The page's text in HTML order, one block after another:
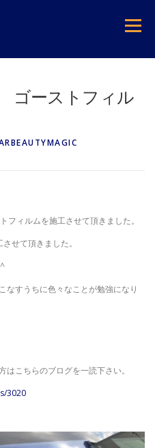
メニュー
ーストフィル
フィルムを施工させて頂きました。
せて頂きました。
なすうちに色々なことが勉強になり
こちらのブログを一読下さい。
3020